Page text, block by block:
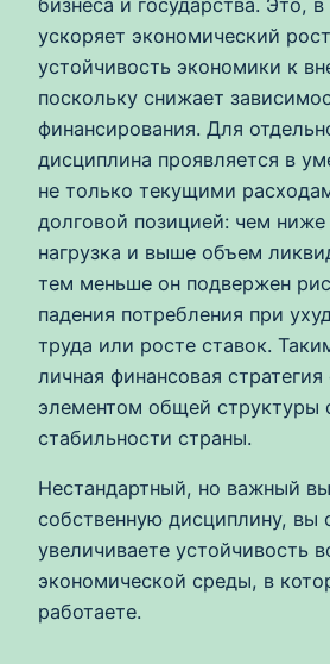
ускоряет экономический
устойчивость экономики к
поскольку снижает
финансирования. Для
дисциплина проявляется в
не только текущими
долговой позицией: чем ниже
нагрузка и выше объем
тем меньше он подвержен
падения потребления при
труда или росте ставок.
личная финансовая стратегия
элементом общей структуры
стабильности страны.
Нестандартный, но важный
собственную дисциплину, вы
увеличиваете устойчивость
экономической среды, в
работаете.